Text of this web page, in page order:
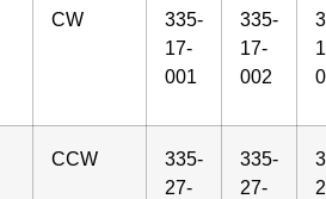
CW
335-
17-
001
335-
17-
002
CCW
335-
27-
335-
27-